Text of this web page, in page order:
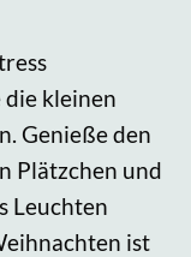
kleinen
Genieße den
Plätzchen und
Leuchten
ist